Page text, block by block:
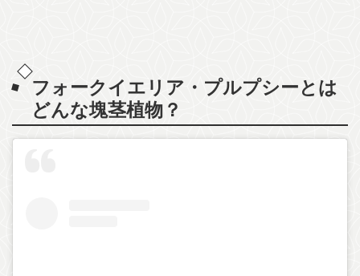
フォークイエリア・プルプシーとは
どんな塊茎植物？